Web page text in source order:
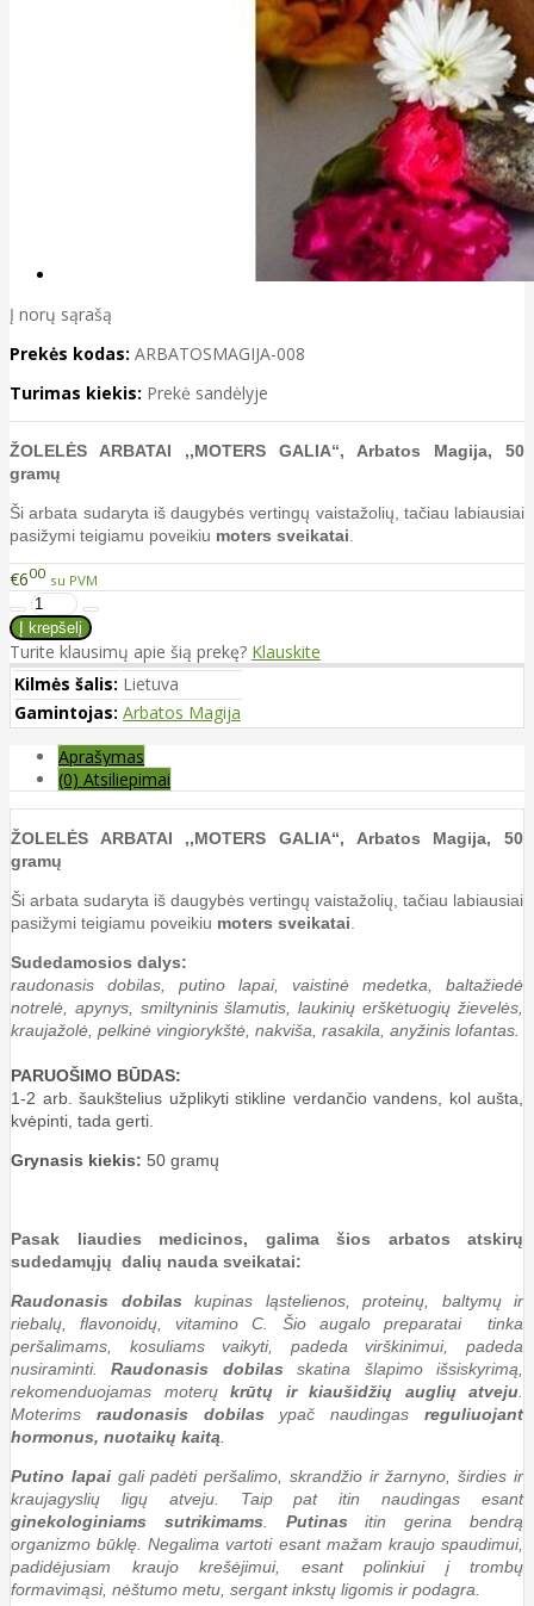
Į norų sąrašą
Prekės kodas: ARBATOSMAGIJA-008
Turimas kiekis: Prekė sandėlyje
ŽOLELĖS ARBATAI ,,MOTERS GALIA“, Arbatos Magija, 50
gramų
Ši arbata sudaryta iš daugybės vertingų vaistažolių, tačiau labiausiai
pasižymi teigiamu poveikiu moters sveikatai
€600 su PVM
Turite klausimų apie šią prekę? Klauskite
Kilmės šalis: Lietuva
Gamintojas: Arbatos Magija
Aprašymas
(0) Atsiliepimai
ŽOLELĖS ARBATAI ,,MOTERS GALIA“, Arbatos Magija, 50
gramų
Ši arbata sudaryta iš daugybės vertingų vaistažolių, tačiau labiausiai
pasižymi teigiamu poveikiu moters sveikatai
Sudedamosios dalys:
raudonasis dobilas, putino lapai, vaistinė medetka, baltažiedė
notrelė, apynys, smiltyninis šlamutis, laukinių erškėtuogių žievelės,
kraujažolė, pelkinė vingiorykštė, nakviša, rasakila, anyžinis lofantas.
PARUOŠIMO BŪDAS:
1-2 arb. šaukštelius užplikyti stikline verdančio vandens, kol aušta,
kvėpinti, tada gerti.
Grynasis kiekis: 50 gramų
Pasak liaudies medicinos, galima šios arbatos atskirų
sudedamųjų dalių nauda sveikatai:
Raudonasis dobilas kupinas ląstelienos, proteinų, baltymų ir
riebalų, flavonoidų, vitamino C. Šio augalo preparatai tinka
peršalimams, kosuliams vaikyti, padeda virškinimui, padeda
nusiraminti.Raudonasis dobilas skatina šlapimo išsiskyrimą,
rekomenduojamas moterų krūtų ir kiaušidžių auglių atveju
Moterims raudonasis dobilas ypač naudingasreguliuojant
hormonus, nuotaikų kaitą
Putino lapaigali padėti peršalimo, skrandžio ir žarnyno, širdies ir
kraujagyslių ligų atveju. Taip pat itin naudingas esant
ginekologiniams sutrikimams
Putinas itin gerina bendrą
organizmo būklę. Negalima vartoti esant mažam kraujo spaudimui,
padidėjusiam kraujo krešėjimui, esant polinkiui į trombų
formavimąsi, nėštumo metu, sergant inkstų ligomis ir podagra.